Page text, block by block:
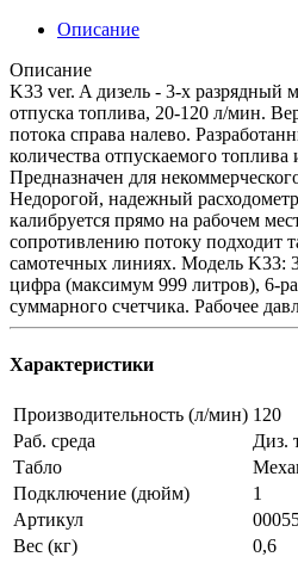
Описание
Описание
K33 ver. A дизель - 3-х разрядный
отпуска топлива, 20-120 л/мин.
потока справа налево.
количества отпускаемого
Предназначен для
Недорогой, надежный расходометр
калибруется прямо на рабочем
сопротивлению потоку подходит
самотечных линиях. Модель K33:
цифра (максимум 999 литров), 6-
суммарного счетчика. Рабочее
Характеристики
Производительность (л/мин) 120
Раб. среда
Диз.
Табло
Подключение (дюйм)
1
Артикул
Вес (кг)
0,6